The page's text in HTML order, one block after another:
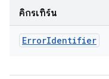
คิกรีเทิร์น
ErrorIdentifier